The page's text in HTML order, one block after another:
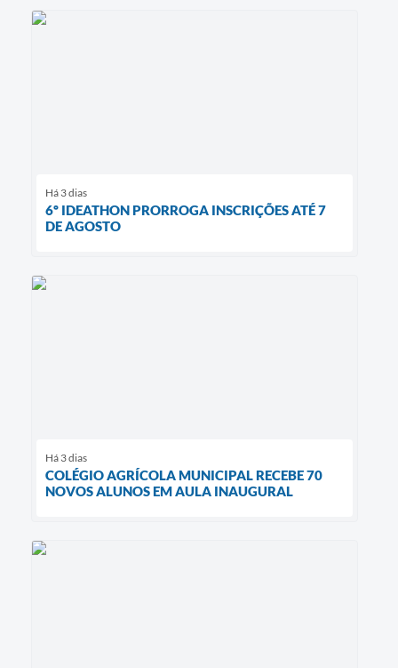
Há 3 dias
6º IDEATHON PRORROGA INSCRIÇÕES ATÉ 7
DE AGOSTO
Há 3 dias
COLÉGIO AGRÍCOLA MUNICIPAL RECEBE 70
NOVOS ALUNOS EM AULA INAUGURAL